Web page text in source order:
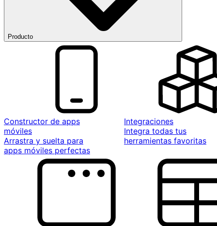
Producto
Constructor de apps
móviles
Arrastra y suelta para
apps móviles perfectas
Integraciones
Integra todas tus
herramientas favoritas